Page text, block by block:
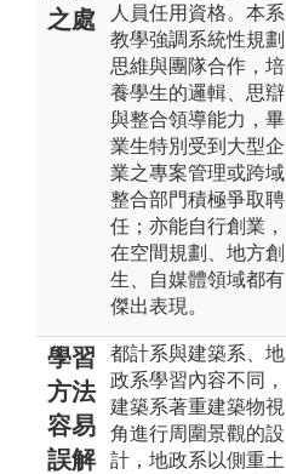
之處
人員任用資格。本系
教學強調系統性規劃
思維與團隊合作，培
養學生的邏輯、思辯
與整合領導能力，畢
業生特別受到大型企
業之專案管理或跨域
整合部門積極爭取聘
任；亦能自行創業，
在空間規劃、地方創
生、自媒體領域都有
傑出表現。
學習
方法
容易
誤解
都計系與建築系、地
政系學習內容不同，
建築系著重建築物視
角進行周圍景觀的設
計，地政系以側重土